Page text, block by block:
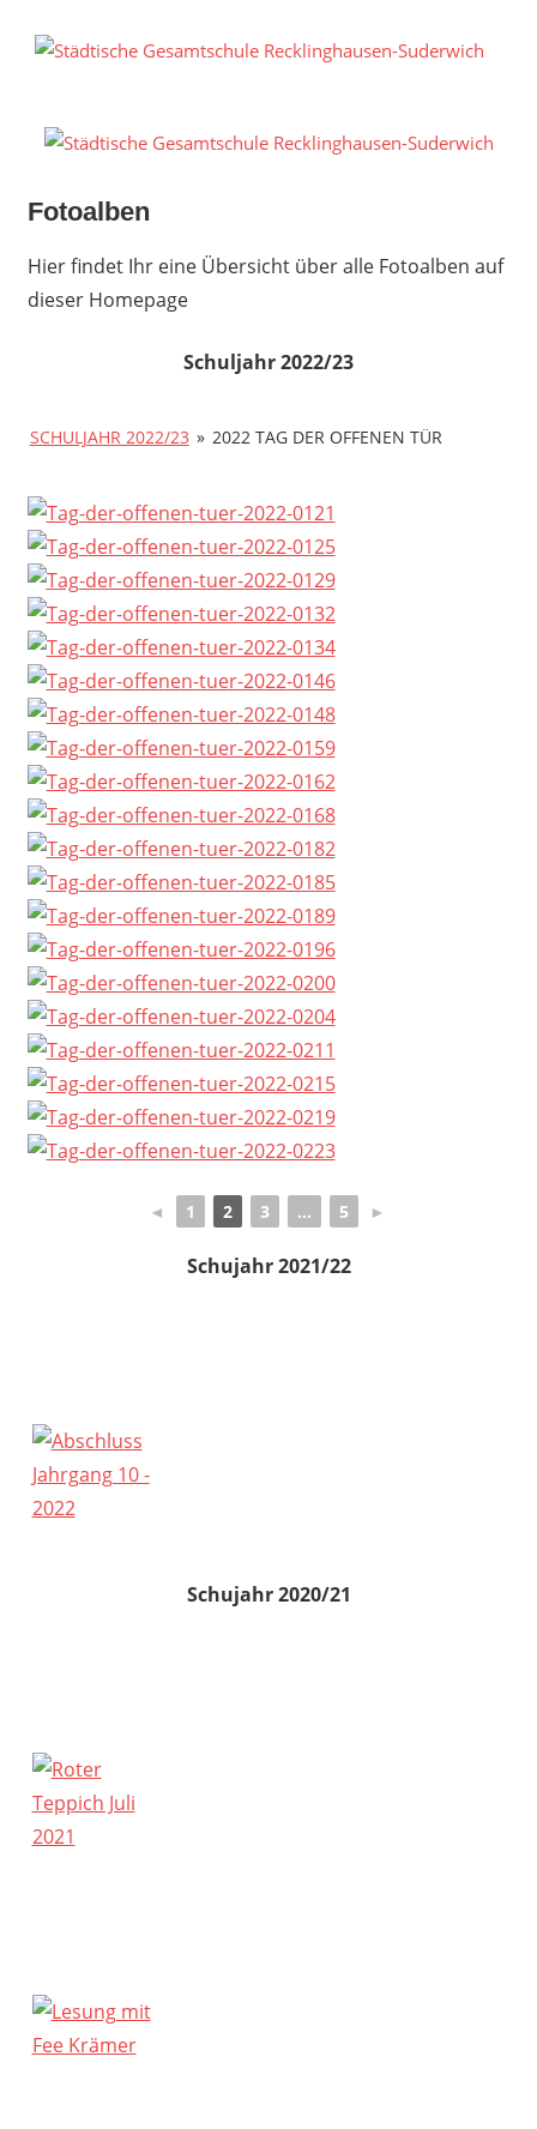
Inhalt
Fotoalben
Hier findet Ihr eine Übersicht über alle Fotoalben auf
dieser Homepage
Schuljahr 2022/23
SCHULJAHR 2022/23 » 2022 TAG DER OFFENEN TÜR
◄ 1 2 3 ... 5 ►
Schujahr 2021/22
Schujahr 2020/21